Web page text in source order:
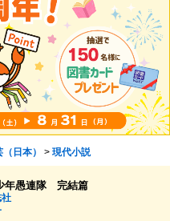
日本） > 現代小説
年愚連隊 完結篇